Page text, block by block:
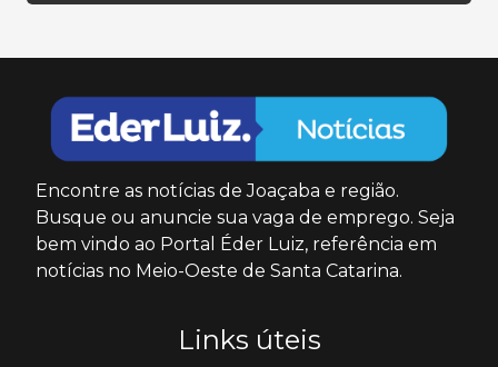
Encontre as notícias de Joaçaba e região.
Busque ou anuncie sua vaga de emprego. Seja
bem vindo ao Portal Éder Luiz, referência em
notícias no Meio-Oeste de Santa Catarina.
Links úteis